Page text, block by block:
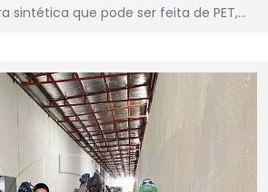
sintética que pode ser feita de PET,…